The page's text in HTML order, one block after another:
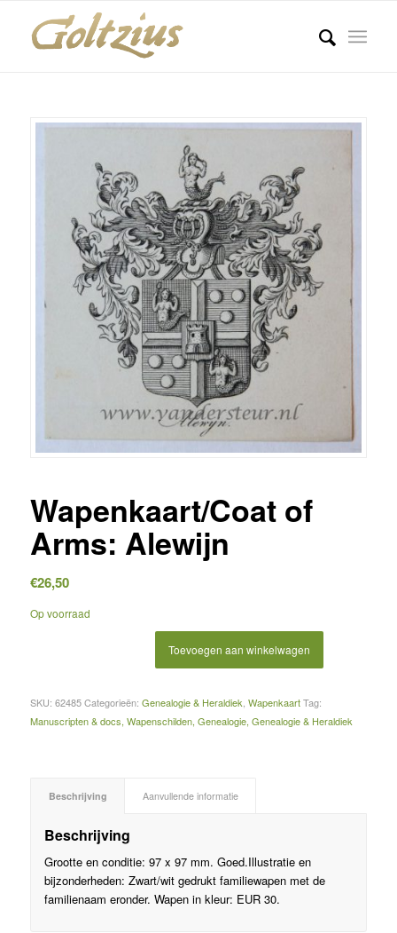
Wapenkaart/Coat of
Arms: Alewijn
€26,50
Op voorraad
Toevoegen aan winkelwagen
SKU: 62485 Categorieën: Genealogie & Heraldiek, Wapenkaart Tag:
Manuscripten & docs, Wapenschilden, Genealogie, Genealogie & Heraldiek
Beschrijving Aanvullende informatie
Beschrijving
Grootte en conditie: 97 x 97 mm. Goed.Illustratie en
bijzonderheden: Zwart/wit gedrukt familiewapen met de
familienaam eronder. Wapen in kleur: EUR 30.